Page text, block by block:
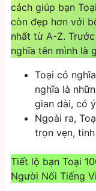
cách giúp bạn
còn đẹp hơn với
nhất từ A-Z.
nghĩa tên mình là
Toại có
nghĩa là
gian dài, có
Ngoài ra,
trọn vẹn,
Tiết lộ bạn Toại
Người Nổi Tiếng